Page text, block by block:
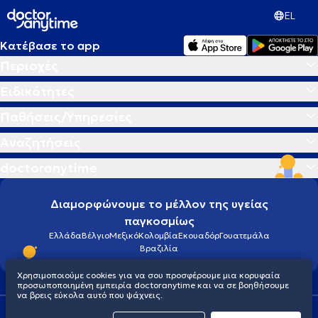
EL
Κατέβασε το app
Διαμορφώνουμε το μέλλον της υγείας
παγκοσμίως
ΕλλάδαΒέλγιοΜεξικόΚολομβίαΕκουαδόρΓουατεμάλα
Βραζιλία
Πολιτική προστασίας προσωπικού απορρήτου
Χρησιμοποιούμε cookies για να σου προσφέρουμε μια κορυφαία
προσωποποιημένη εμπειρία doctoranytime και να σε βοηθήσουμε
να βρεις εύκολα αυτό που ψάχνεις.